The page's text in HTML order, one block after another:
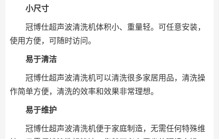
小尺寸
冠博仕超声波清洗机体积小、重量轻。可任意安装，
使用方便，可随时访问。
易于清洁
冠博仕超声波清洗机可以清洗很多家居用品，清洗操
作简单方便，清洗的效率和效果非常理想。
易于维护
冠博仕超声波清洗机便于家庭制造，无需任何特殊维